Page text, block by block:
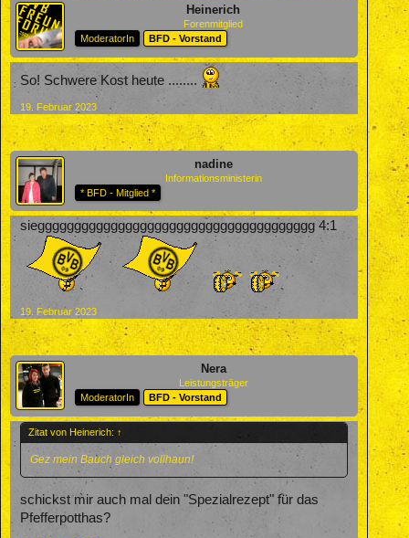
Heinerich
Forenmitglied
ModeratorIn
BFD - Vorstand
So! Schwere Kost heute ........
19. Februar 2023
nadine
Informationsministerin
* BFD - Mitglied *
siegggggggggggggggggggggggggggggggggggggg 4:1
19. Februar 2023
Nera
Leistungsträger
ModeratorIn
BFD - Vorstand
Zitat von Heinerich: ↑
Gez mein Bauch gleich vollhaun!
schickst mir auch mal dein "Spezialrezept" für das
Pfefferpotthas?